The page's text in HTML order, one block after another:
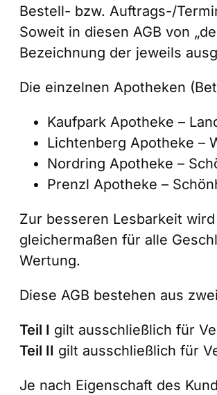
Bestell- bzw. Auftrags-/
Soweit in diesen AGB von
Bezeichnung der jeweils
Die einzelnen Apotheken
Kaufpark Apotheke –
Lichtenberg Apotheke –
Nordring Apotheke –
Prenzl Apotheke –
Zur besseren Lesbarkeit
gleichermaßen für alle
Wertung.
Diese AGB bestehen aus
Teil I gilt ausschließlich für
Teil II gilt ausschließlich für
Je nach Eigenschaft des